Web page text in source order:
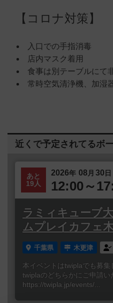
【コロナ対策】
入口での手指消毒
店内マスク着用
食事は別テーブルにて
常時空気清浄機、加湿
近くで予定されてるボ
あと
19人
2026年 08 月 30日
12:00～
ラミィキューブ
ムプレイカフェ
千葉県 木更津
本イベントはtwiplaでも募
twiplaのどちらかにご申請い
https://twipla.jp/events/...